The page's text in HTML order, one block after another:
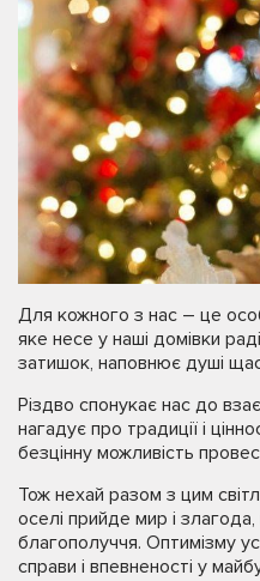
Для кожного з нас – це
яке несе у наші домівки
затишок, наповнює душі
Різдво спонукає нас до
нагадує про традиції і
безцінну можливість
Тож нехай разом з цим
оселі прийде мир і
благополуччя. Оптимізму
справи і впевненості у